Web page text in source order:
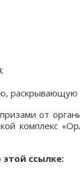
раскрывающую
от
комплекс
ссылке: